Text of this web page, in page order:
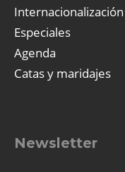
Internacionalización
Especiales
Agenda
Catas y maridajes
Newsletter